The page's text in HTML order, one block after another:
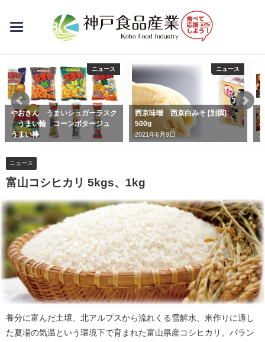
toggle
ニュース
やおきん うまいシュガーラスク
うまい輪 コーンポタージュ
うまい棒
ニュース
西京味噌 西京白みそ [別撰]
500g
2021年6月9日
ニュース
富山コシヒカリ 5kgs、1kg
養分に富んだ土壌、北アルプスから流れくる雪解水、米作りに適し
た夏場の気温という環境下で育まれた富山県産コシヒカリ。バラン